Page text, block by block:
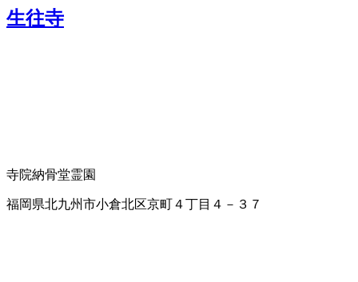
生往寺
寺院納骨堂霊園
福岡県北九州市小倉北区京町４丁目４－３７